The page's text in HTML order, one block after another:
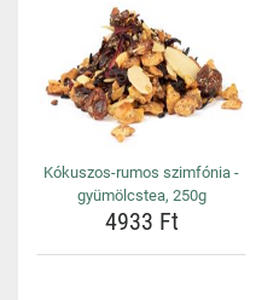
Kókuszos-rumos szimfónia -
gyümölcstea, 250g
4933 Ft